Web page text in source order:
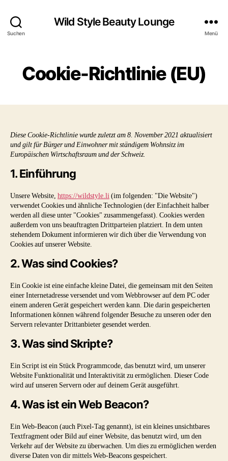
Suchen
Wild Style Beauty Lounge
Menü
Cookie-Richtlinie (EU)
Diese Cookie-Richtlinie wurde zuletzt am 8. November 2021 aktualisiert
und gilt für Bürger und Einwohner mit ständigem Wohnsitz im
Europäischen Wirtschaftsraum und der Schweiz.
1. Einführung
Unsere Website, https://wildstyle.li(im folgenden: "Die Website")
verwendet Cookies und ähnliche Technologien (der Einfachheit halber
werden all diese unter "Cookies" zusammengefasst). Cookies werden
außerdem von uns beauftragten Drittparteien platziert. In dem unten
stehendem Dokument informieren wir dich über die Verwendung von
Cookies auf unserer Website.
2. Was sind Cookies?
Ein Cookie ist eine einfache kleine Datei, die gemeinsam mit den Seiten
einer Internetadresse versendet und vom Webbrowser auf dem PC oder
einem anderen Gerät gespeichert werden kann. Die darin gespeicherten
Informationen können während folgender Besuche zu unseren oder den
Servern relevanter Drittanbieter gesendet werden.
3. Was sind Skripte?
Ein Script ist ein Stück Programmcode, das benutzt wird, um unserer
Website Funktionalität und Interaktivität zu ermöglichen. Dieser Code
wird auf unseren Servern oder auf deinem Gerät ausgeführt.
4. Was ist ein Web Beacon?
Ein Web-Beacon (auch Pixel-Tag genannt), ist ein kleines unsichtbares
Textfragment oder Bild auf einer Website, das benutzt wird, um den
Verkehr auf der Website zu überwachen. Um dies zu ermöglichen werden
diverse Daten von dir mittels Web-Beacons gespeichert.